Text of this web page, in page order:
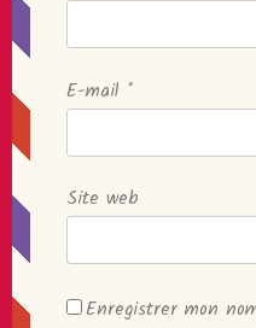
E-mail *
Site web
Enregistrer mon